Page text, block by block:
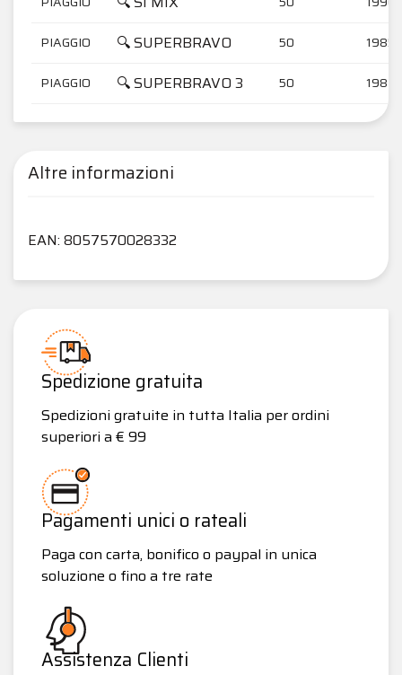
PIAGGIO 🔍 SUPERBRAVO 50
PIAGGIO 🔍 SUPERBRAVO 3 50
Altre informazioni
EAN: 8057570028332
Spedizione gratuita
Spedizioni gratuite in tutta Italia per ordini
superiori a € 99
Pagamenti unici o rateali
Paga con carta, bonifico o paypal in unica
soluzione o fino a tre rate
Assistenza Clienti